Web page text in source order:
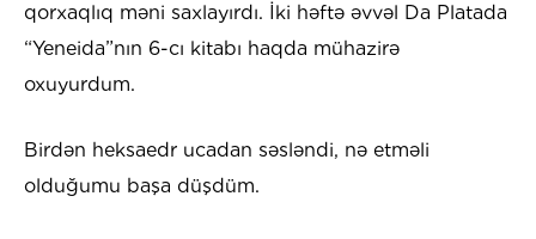
qorxaqlıq məni saxlayırdı. İki həftə əvvəl Da Platada
“Yeneida”nın 6-cı kitabı haqda mühazirə
oxuyurdum.
Birdən heksaedr ucadan səsləndi, nə etməli
olduğumu başa düşdüm.